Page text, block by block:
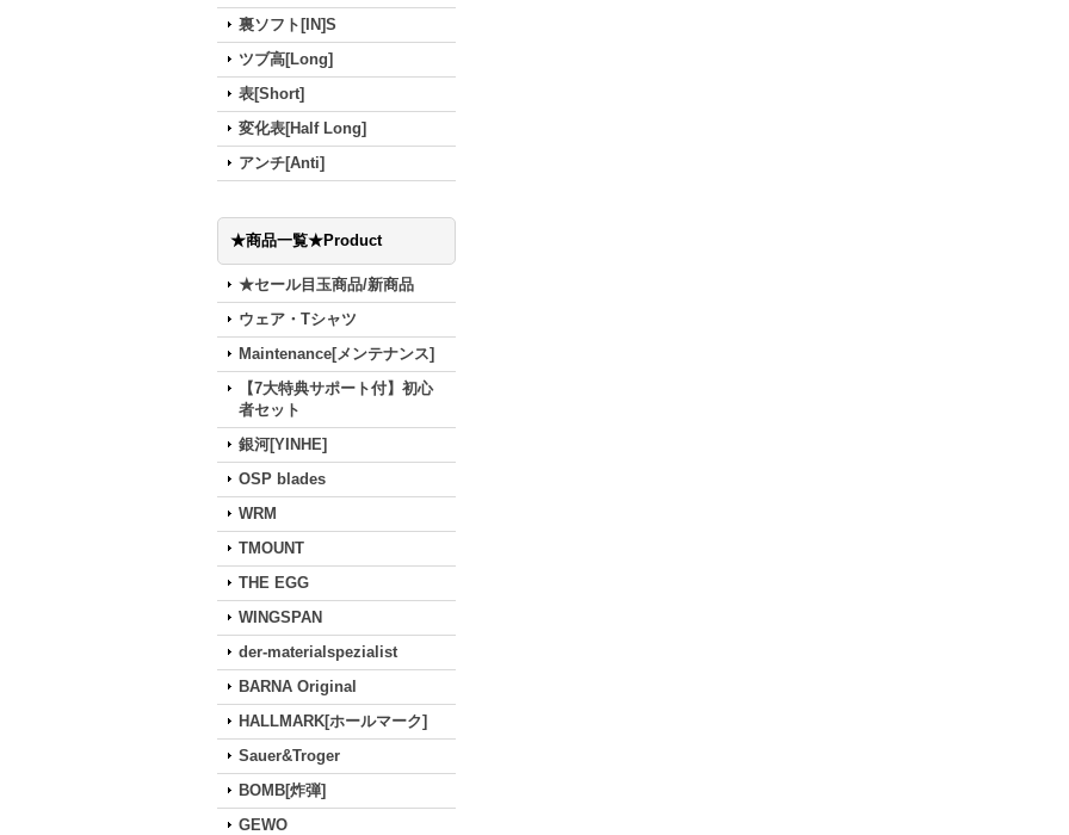
裏ソフト[IN]S
ツブ高[Long]
表[Short]
変化表[Half Long]
アンチ[Anti]
★商品一覧★Product
★セール目玉商品/新商品
ウェア・Tシャツ
Maintenance[メンテナンス]
【7大特典サポート付】初心
者セット
銀河[YINHE]
OSP blades
WRM
TMOUNT
THE EGG
WINGSPAN
der-materialspezialist
BARNA Original
HALLMARK[ホールマーク]
Sauer&Troger
BOMB[炸弾]
GEWO